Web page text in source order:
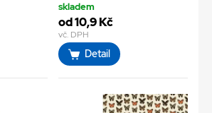
skladem
od 10,9 Kč
vč. DPH
Detail